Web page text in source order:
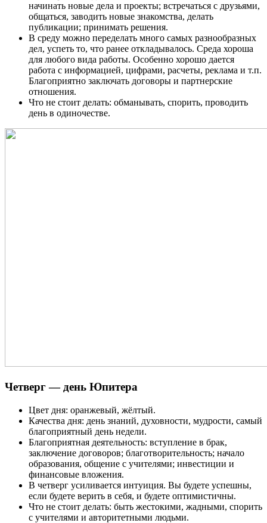
начинать новые дела и проекты; встречаться с друзьями,
общаться, заводить новые знакомства, делать
публикации; принимать решения.
В среду можно переделать много самых разнообразных
дел, успеть то, что ранее откладывалось. Среда хороша
для любого вида работы. Особенно хорошо дается
работа с информацией, цифрами, расчеты, реклама и т.п.
Благоприятно заключать договоры и партнерские
отношения.
Что не стоит делать: обманывать, спорить, проводить
день в одиночестве.
Четверг — день Юпитера
Цвет дня: оранжевый, жёлтый.
Качества дня: день знаний, духовности, мудрости, самый
благоприятный день недели.
Благоприятная деятельность: вступление в брак,
заключение договоров; благотворительность; начало
образования, общение с учителями; инвестиции и
финансовые вложения.
В четверг усиливается интуиция. Вы будете успешны,
если будете верить в себя, и будете оптимистичны.
Что не стоит делать: быть жестокими, жадными, спорить
с учителями и авторитетными людьми.